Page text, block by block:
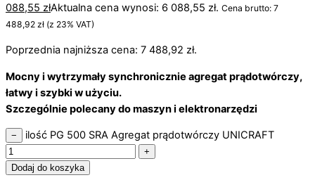
088,55 złAktualna cena wynosi: 6 088,55 zł. Cena brutto: 7
488,92 zł (z 23% VAT)
Poprzednia najniższa cena: 7 488,92 zł.
Mocny i wytrzymały synchronicznie agregat prądotwórczy,
łatwy i szybki w użyciu.
Szczególnie polecany do maszyn i elektronarzędzi
− ilość PG 500 SRA Agregat prądotwórczy UNICRAFT
+
Dodaj do koszyka